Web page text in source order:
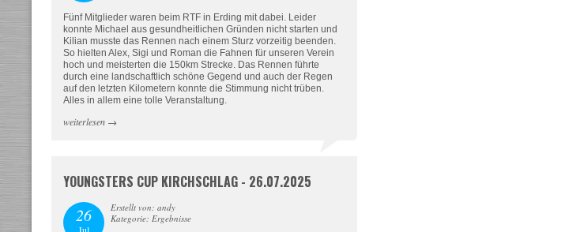
Fünf Mitglieder waren beim RTF in Erding mit dabei. Leider
konnte Michael aus gesundheitlichen Gründen nicht starten und
Kilian musste das Rennen nach einem Sturz vorzeitig beenden.
So hielten Alex, Sigi und Roman die Fahnen für unseren Verein
hoch und meisterten die 150km Strecke. Das Rennen führte
durch eine landschaftlich schöne Gegend und auch der Regen
auf den letzten Kilometern konnte die Stimmung nicht trüben.
Alles in allem eine tolle Veranstaltung.
weiterlesen→
YOUNGSTERS CUP KIRCHSCHLAG - 26.07.2025
26
Erstellt von: andy
Kategorie: Ergebnisse